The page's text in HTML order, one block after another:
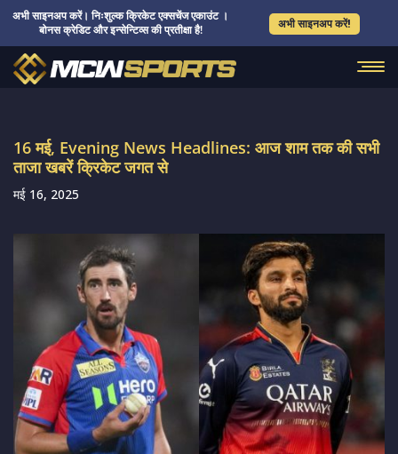
अभी साइनअप करें। निःशुल्क क्रिकेट एक्सचेंज एकाउंट ।
बोनस क्रेडिट और इन्सेन्टिव्स की प्रतीक्षा है!
अभी साइनअप करें!
16 मई, Evening News Headlines: आज शाम तक की सभी
ताजा खबरें क्रिकेट जगत से
मई 16, 2025